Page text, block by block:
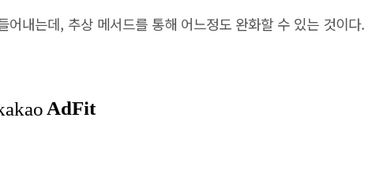
내는데, 추상 메서드를 통해 어느정도 완화할 수 있는 것이다.